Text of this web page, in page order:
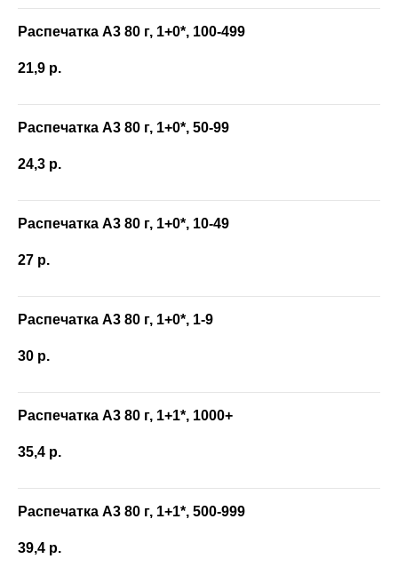
Распечатка А3 80 г, 1+0*, 100-499
21,9 р.
Распечатка А3 80 г, 1+0*, 50-99
24,3 р.
Распечатка А3 80 г, 1+0*, 10-49
27 р.
Распечатка А3 80 г, 1+0*, 1-9
30 р.
Распечатка А3 80 г, 1+1*, 1000+
35,4 р.
Распечатка А3 80 г, 1+1*, 500-999
39,4 р.